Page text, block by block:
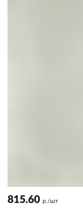
815.60 р./шт